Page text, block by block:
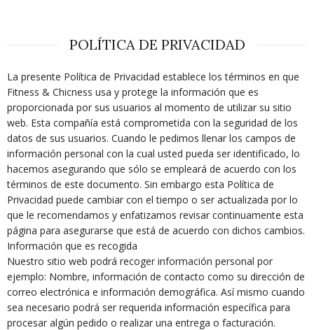
POLÍTICA DE PRIVACIDAD
La presente Política de Privacidad establece los términos en que
Fitness & Chicness usa y protege la información que es
proporcionada por sus usuarios al momento de utilizar su sitio
web. Esta compañía está comprometida con la seguridad de los
datos de sus usuarios. Cuando le pedimos llenar los campos de
información personal con la cual usted pueda ser identificado, lo
hacemos asegurando que sólo se empleará de acuerdo con los
términos de este documento. Sin embargo esta Política de
Privacidad puede cambiar con el tiempo o ser actualizada por lo
que le recomendamos y enfatizamos revisar continuamente esta
página para asegurarse que está de acuerdo con dichos cambios.
Información que es recogida
Nuestro sitio web podrá recoger información personal por
ejemplo: Nombre, información de contacto como su dirección de
correo electrónica e información demográfica. Así mismo cuando
sea necesario podrá ser requerida información específica para
procesar algún pedido o realizar una entrega o facturación.